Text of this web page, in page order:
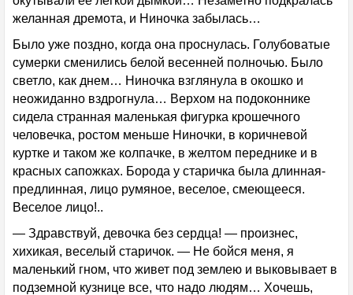
желанная дремота, и Ниночка забылась…
Было уже поздно, когда она проснулась. Голубоватые
сумерки сменились белой весенней полночью. Было
светло, как днем… Ниночка взглянула в окошко и
неожиданно вздрогнула… Верхом на подоконнике
сидела странная маленькая фигурка крошечного
человечка, ростом меньше Ниночки, в коричневой
куртке и таком же колпачке, в желтом переднике и в
красных сапожках. Борода у старичка была длинная-
предлинная, лицо румяное, веселое, смеющееся.
Веселое лицо!..
— Здравствуй, девочка без сердца! — произнес,
хихикая, веселый старичок. — Не бойся меня, я
маленький гном, что живет под землею и выковывает в
подземной кузнице все, что надо людям… Хочешь,